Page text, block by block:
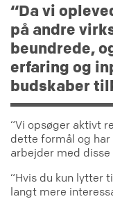
“Da vi
på andre
beundrede,
erfaring og
budskaber
“Vi opsøger aktivt
dette formål og har
arbejder med disse
“Hvis du kun lytter
langt mere